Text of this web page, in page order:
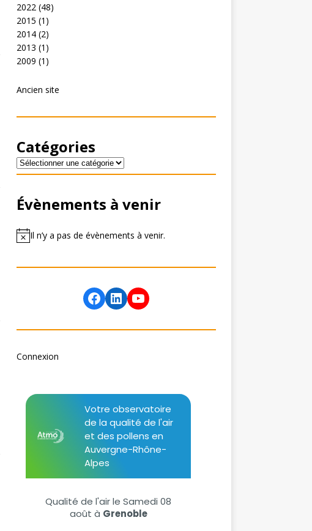
2022(48)
2015 (1)
2014(2)
2013 (1)
2009 (1)
Ancien site
Catégories
Évènements à venir
Il n’y a pas de évènements à venir.
Connexion